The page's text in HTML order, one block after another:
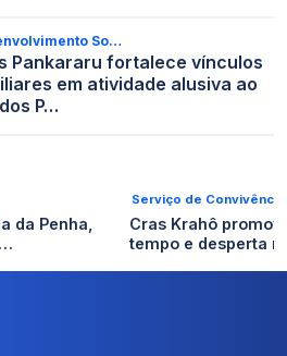
So…
Pankararu fortalece vínculos
em atividade alusiva ao
P…
da Penha,
Serviço de Convivência
Cras Krahô
tempo e desperta